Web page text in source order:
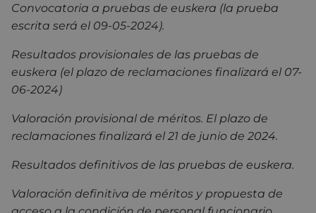
Convocatoria a pruebas de euskera (la prueba
escrita será el 09-05-2024).
Resultados provisionales de las pruebas de
euskera (el plazo de reclamaciones finalizará el 07-
06-2024)
Valoración provisional de méritos. El plazo de
reclamaciones finalizará el 21 de junio de 2024.
Resultados definitivos de las pruebas de euskera.
Valoración definitiva de méritos y propuesta de